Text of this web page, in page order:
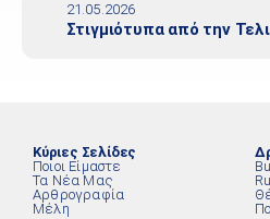
21.05.2026
Στιγμιότυπα από την
Κύριες Σελίδες
Ποιοι Είμαστε
Τα Νέα Μας
Αρθρογραφία
Μέλη